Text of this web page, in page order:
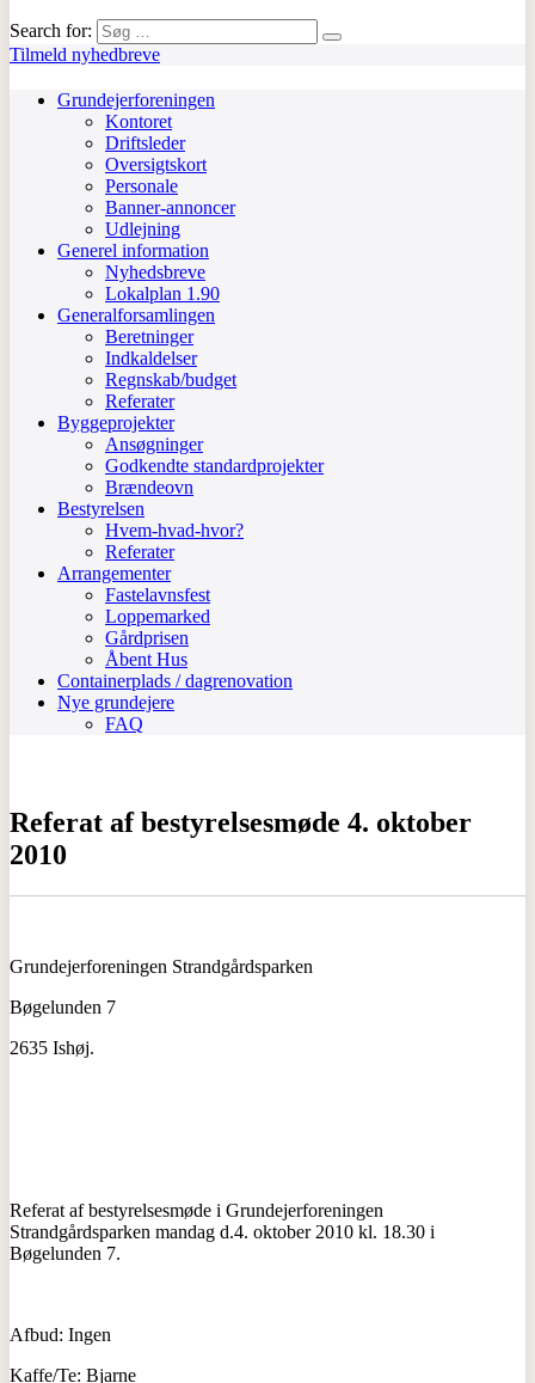
Search for:
Tilmeld nyhedbreve
Grundejerforeningen
Kontoret
Driftsleder
Oversigtskort
Personale
Banner-annoncer
Udlejning
Generel information
Nyhedsbreve
Lokalplan 1.90
Generalforsamlingen
Beretninger
Indkaldelser
Regnskab/budget
Referater
Byggeprojekter
Ansøgninger
Godkendte standardprojekter
Brændeovn
Bestyrelsen
Hvem-hvad-hvor?
Referater
Arrangementer
Fastelavnsfest
Loppemarked
Gårdprisen
Åbent Hus
Containerplads / dagrenovation
Nye grundejere
FAQ
Referat af bestyrelsesmøde 4. oktober
2010
Grundejerforeningen Strandgårdsparken
Bøgelunden 7
2635 Ishøj.
Referat af bestyrelsesmøde i Grundejerforeningen
Strandgårdsparken mandag d.4. oktober 2010 kl. 18.30 i
Bøgelunden 7.
Afbud: Ingen
Kaffe/Te: Bjarne